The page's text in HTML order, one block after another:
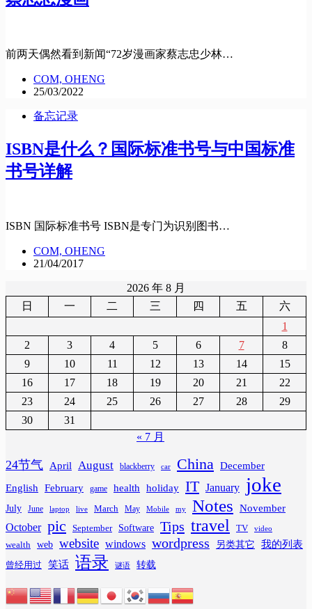
前两天偶然看到新闻“72岁漫画家蔡志忠少林…
COM, OHENG
25/03/2022
备忘记录
ISBN是什么？国际标准书号与中国标准
书号详解
ISBN 国际标准书号 ISBN是专门为识别图书…
COM, OHENG
21/04/2017
2026 年 8 月
日
一 二 三 四 五
六
1
2
3 4 5 6 7
8
9
10 11 12 13 14
15
16
17 18 19 20 21
22
23
24 25 26 27 28
29
30
31
« 7 月
24节气 April August blackberry car China December
English February game health holiday IT January joke
July June laptop live March May Mobile my Notes November
October pic September Software Tips travel TV video
wealth web website windows wordpress 另类其它 我的列表
曾经用过 笑话 语录 谜语 转载